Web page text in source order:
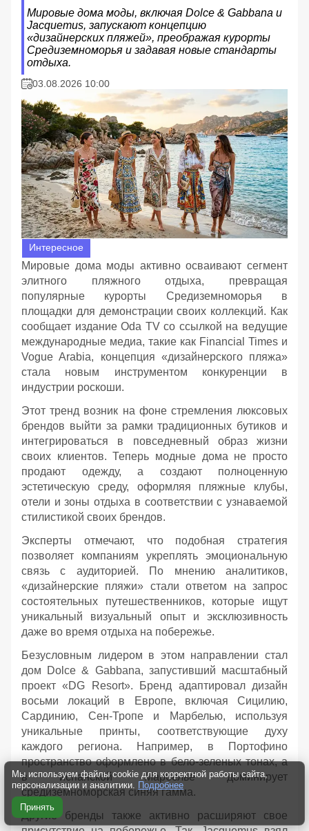
Мировые дома моды, включая Dolce & Gabbana и
Jacquemus, запускают концепцию
«дизайнерских пляжей», преображая курорты
Средиземноморья и задавая новые стандарты
отдыха.
03.08.2026 10:00
Интересное
Мировые дома моды активно осваивают сегмент
элитного пляжного отдыха, превращая
популярные курорты Средиземноморья в
площадки для демонстрации своих коллекций. Как
сообщает издание Oda TV со ссылкой на ведущие
международные медиа, такие как Financial Times и
Vogue Arabia, концепция «дизайнерского пляжа»
стала новым инструментом конкуренции в
индустрии роскоши.
Этот тренд возник на фоне стремления люксовых
брендов выйти за рамки традиционных бутиков и
интегрироваться в повседневный образ жизни
своих клиентов. Теперь модные дома не просто
продают одежду, а создают полноценную
эстетическую среду, оформляя пляжные клубы,
отели и зоны отдыха в соответствии с узнаваемой
стилистикой своих брендов.
Эксперты отмечают, что подобная стратегия
позволяет компаниям укреплять эмоциональную
связь с аудиторией. По мнению аналитиков,
«дизайнерские пляжи» стали ответом на запрос
состоятельных путешественников, которые ищут
уникальный визуальный опыт и эксклюзивность
даже во время отдыха на побережье.
Безусловным лидером в этом направлении стал
дом Dolce & Gabbana, запустивший масштабный
проект «DG Resort». Бренд адаптировал дизайн
восьми локаций в Европе, включая Сицилию,
Сардинию, Сен-Тропе и Марбелью, используя
уникальные принты, соответствующие духу
каждого региона. Например, в Портофино
пространство оформлено в бело-зеленых тонах, а
в испанской Марбелье доминирует
средиземноморская синяя гамма.
Другие бренды также активно расширяют свое
Мы используем файлы cookie для корректной работы сайта,
персонализации и аналитики. Подробнее
Принять